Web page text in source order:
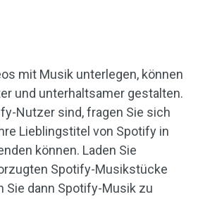
mit Musik unterlegen, können
und unterhaltsamer gestalten.
Nutzer sind, fragen Sie sich
Lieblingstitel von Spotify in
können. Laden Sie
Spotify-Musikstücke
Sie dann Spotify-Musik zu